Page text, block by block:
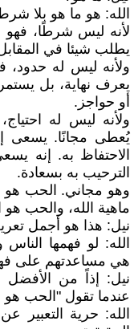
الله: هو ما هو بلا
لأنه ليس شرطًا، فهو
يطلب شيئا في
ولأنه ليس له حدود،
يعرف نهاية، بل
أو حواجز.
ولأنه ليس له
يُعطى مجانًا. يسعى
الاحتفاظ به. إنه
الترحيب به بسعادة.
وهو مجاني. الحب هو
ماهية الله، والحب هو
نيل: هذا هو أجمل
الله: لو فهمها
هي مساعدتهم على
نيل: إذاً من
عندما تقول "الحب هو
الله: حرية التعبير